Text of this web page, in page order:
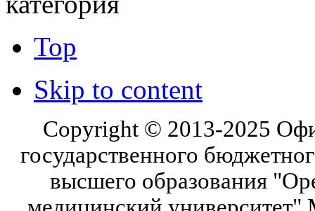
Top
Skip to content
Copyright © 2013-2025
государственного
высшего образования